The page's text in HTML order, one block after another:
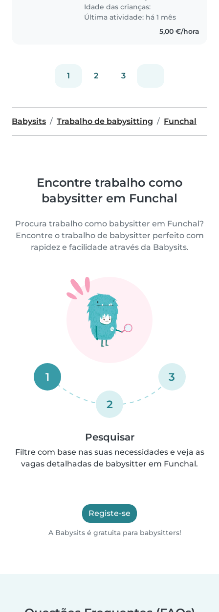
banho/ jantar/ brincar/ fazer
atividades didáticas com..
Idade das crianças:
Última atividade: há 1 mês
5,00 €/hora
1 2 3
Babysits Trabalho de babysitting Funchal
Encontre trabalho como
babysitter em Funchal
Procura trabalho como babysitter em Funchal?
Encontre o trabalho de babysitter perfeito com
rapidez e facilidade através da Babysits.
1
2
3
Pesquisar
Filtre com base nas suas necessidades e veja as
vagas detalhadas de babysitter em Funchal.
Registe-se
A Babysits é gratuita para babysitters!